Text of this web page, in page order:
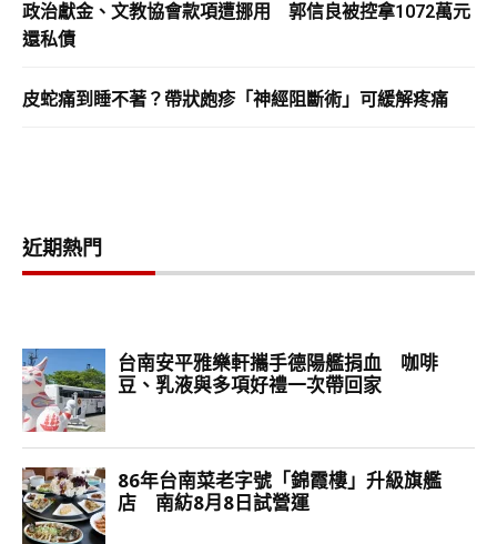
政治獻金、文教協會款項遭挪用 郭信良被控拿1072萬元
還私債
皮蛇痛到睡不著？帶狀皰疹「神經阻斷術」可緩解疼痛
近期熱門